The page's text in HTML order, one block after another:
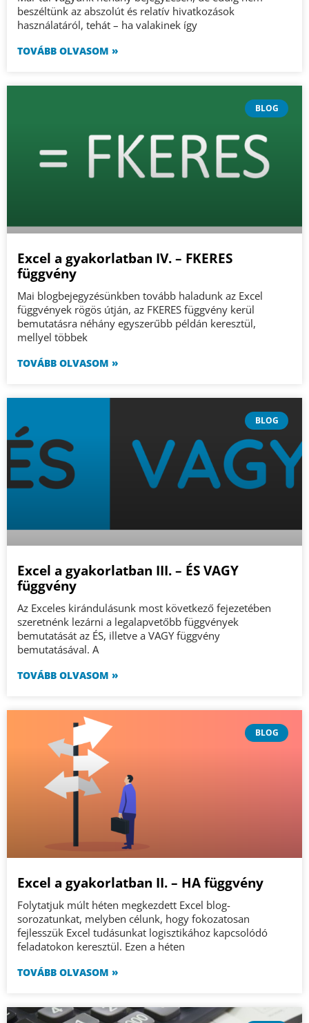
beszéltünk az abszolút és relatív hivatkozások
használatáról, tehát – ha valakinek így
TOVÁBB OLVASOM »
BLOG
Excel a gyakorlatban IV. – FKERES
függvény
Mai blogbejegyzésünkben tovább haladunk az Excel
függvények rögös útján, az FKERES függvény kerül
bemutatásra néhány egyszerűbb példán keresztül,
mellyel többek
TOVÁBB OLVASOM »
BLOG
Excel a gyakorlatban III. – ÉS VAGY
függvény
Az Exceles kirándulásunk most következő fejezetében
szeretnénk lezárni a legalapvetőbb függvények
bemutatását az ÉS, illetve a VAGY függvény
bemutatásával. A
TOVÁBB OLVASOM »
BLOG
Excel a gyakorlatban II. – HA függvény
Folytatjuk múlt héten megkezdett Excel blog-
sorozatunkat, melyben célunk, hogy fokozatosan
fejlesszük Excel tudásunkat logisztikához kapcsolódó
feladatokon keresztül. Ezen a héten
TOVÁBB OLVASOM »